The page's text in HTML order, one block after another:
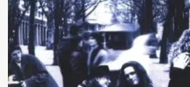
23
años
se
estrenaban
«Dirt»
de
Alice